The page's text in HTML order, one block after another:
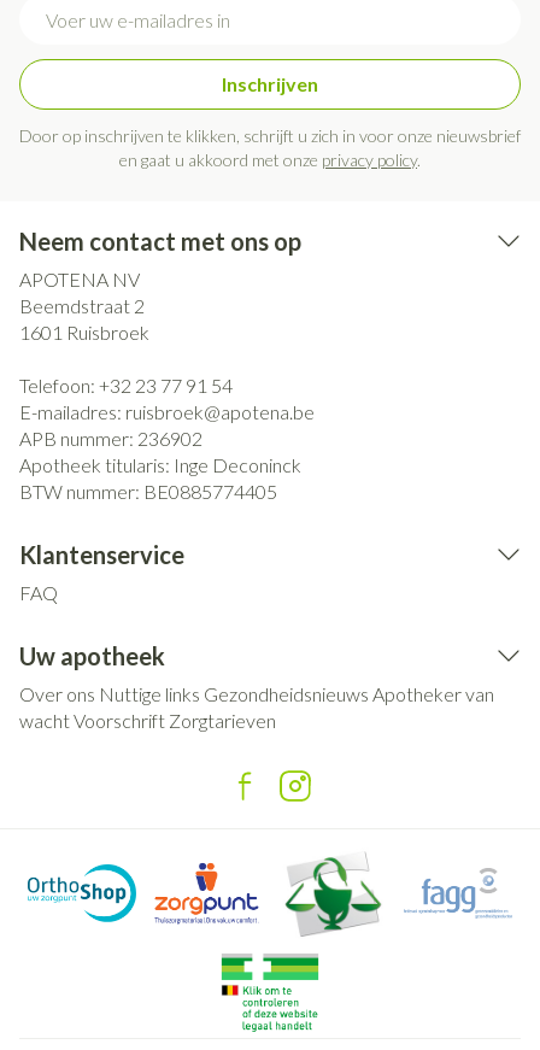
Inschrijven
Door op inschrijven te klikken, schrijft u zich in voor onze nieuwsbrief
en gaat u akkoord met onze privacy policy.
Neem contact met ons op
APOTENA NV
Beemdstraat 2
1601 Ruisbroek
Telefoon: +32 23 77 91 54
E-mailadres: ruisbroek@apotena.be
APB nummer: 236902
Apotheek titularis: Inge Deconinck
BTW nummer: BE0885774405
Klantenservice
FAQ
Uw apotheek
Over ons Nuttige links Gezondheidsnieuws Apotheker van
wachtVoorschrift Zorgtarieven